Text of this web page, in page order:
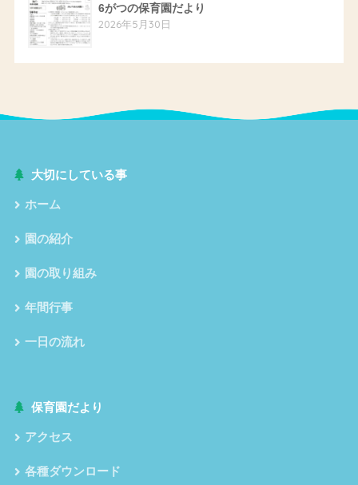
6がつの保育園だより
2026年5月30日
大切にしている事
ホーム
園の紹介
園の取り組み
年間行事
一日の流れ
保育園だより
アクセス
各種ダウンロード